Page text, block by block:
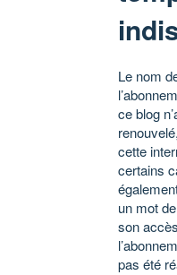
Le nom
ce blog
cette
certains
un mot
son
pas été